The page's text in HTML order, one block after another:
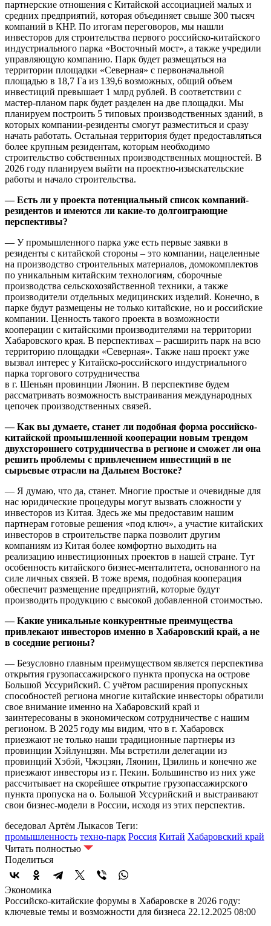
партнерские отношения с Китайской ассоциацией малых и
средних предприятий, которая объединяет свыше 300 тысяч
компаний в КНР. По итогам переговоров, мы нашли
инвесторов для строительства первого российско-китайского
индустриального парка «Восточный мост», а также учредили
управляющую компанию. Парк будет размещаться на
территории площадки «Северная» с первоначальной
площадью в 18,7 Га из 139,6 возможных, общий объем
инвестиций превышает 1 млрд рублей. В соответствии с
мастер-планом парк будет разделен на две площадки. Мы
планируем построить 5 типовых производственных зданий, в
которых компании-резиденты смогут разместиться и сразу
начать работать. Остальная территория будет предоставляться
более крупным резидентам, которым необходимо
строительство собственных производственных мощностей. В
2026 году планируем выйти на проектно-изыскательские
работы и начало строительства.
— Есть ли у проекта потенциальный список компаний-
резидентов и имеются ли какие-то долгоиграющие
перспективы?
— У промышленного парка уже есть первые заявки в
резиденты с китайской стороны – это компании, нацеленные
на производство строительных материалов, домокомплектов
по уникальным китайским технологиям, сборочные
производства сельскохозяйственной техники, а также
производители отдельных медицинских изделий. Конечно, в
парке будут размещены не только китайские, но и российские
компании. Ценность такого проекта в возможности
кооперации с китайскими производителями на территории
Хабаровского края. В перспективах – расширить парк на всю
территорию площадки «Северная». Также наш проект уже
вызвал интерес у Китайско-российского индустриального
парка торгового сотрудничества
в г. Шеньян провинции Ляонин. В перспективе будем
рассматривать возможность выстраивания международных
цепочек производственных связей.
— Как вы думаете, станет ли подобная форма российско-
китайской промышленной кооперации новым трендом
двухстороннего сотрудничества в регионе и сможет ли она
решить проблемы с привлечением инвестиций в не
сырьевые отрасли на Дальнем Востоке?
— Я думаю, что да, станет. Многие простые и очевидные для
нас юридические процедуры могут вызвать сложности у
инвесторов из Китая. Здесь же мы предоставим нашим
партнерам готовые решения «под ключ», а участие китайских
инвесторов в строительстве парка позволит другим
компаниям из Китая более комфортно выходить на
реализацию инвестиционных проектов в нашей стране. Тут
особенность китайского бизнес-менталитета, основанного на
силе личных связей. В тоже время, подобная кооперация
обеспечит размещение предприятий, которые будут
производить продукцию с высокой добавленной стоимостью.
— Какие уникальные конкурентные преимущества
привлекают инвесторов именно в Хабаровский край, а не
в соседние регионы?
— Безусловно главным преимуществом является перспектива
открытия грузопассажирского пункта пропуска на острове
Большой Уссурийский. С учётом расширения пропускных
способностей региона многие китайские инвесторы обратили
свое внимание именно на Хабаровский край и
заинтересованы в экономическом сотрудничестве с нашим
регионом. В 2025 году мы видим, что в г. Хабаровск
приезжают не только наши традиционные партнеры из
провинции Хэйлунцзян. Мы встретили делегации из
провинций Хэбэй, Чжэцзян, Ляонин, Цзилинь и конечно же
приезжают инвесторы из г. Пекин. Большинство из них уже
рассчитывает на скорейшее открытие грузопассажирского
пункта пропуска на о. Большой Уссурийский и выстраивают
свои бизнес-модели в России, исходя из этих перспектив.
беседовал Артём Лыкасов Теги:
промышленность техно-парк Россия Китай Хабаровский край
Читать полностью
Поделиться
Экономика
Российско-китайские форумы в Хабаровске в 2026 году:
ключевые темы и возможности для бизнеса 22.12.2025 08:00